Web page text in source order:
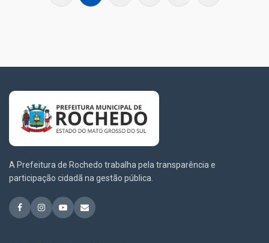
A Prefeitura de Rochedo trabalha pela transparência e
participação cidadã na gestão pública.